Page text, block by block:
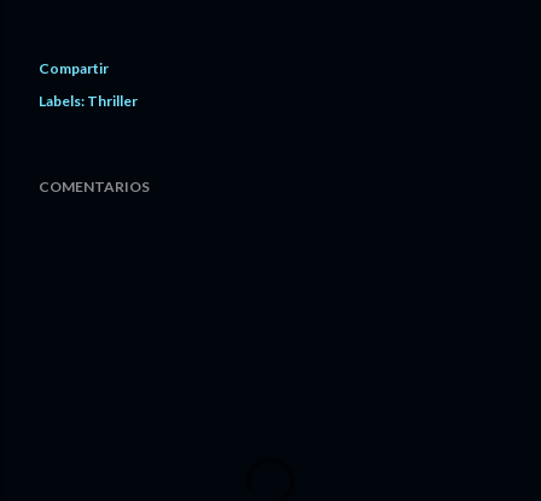
Compartir
Labels: Thriller
COMENTARIOS